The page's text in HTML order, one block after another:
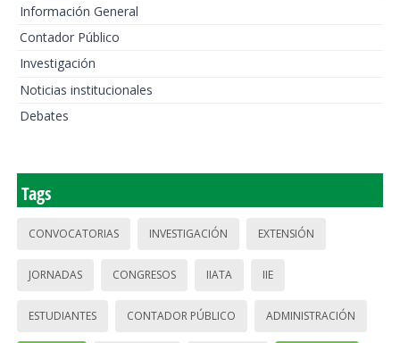
Información General
Contador Público
Investigación
Noticias institucionales
Debates
Tags
CONVOCATORIAS INVESTIGACIÓN EXTENSIÓN
JORNADAS CONGRESOS IIATA IIE
ESTUDIANTES CONTADOR PÚBLICO ADMINISTRACIÓN